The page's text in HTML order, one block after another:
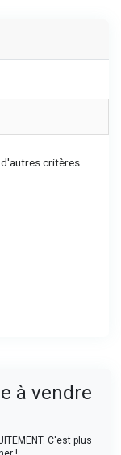
critères.
à vendre
C'est plus